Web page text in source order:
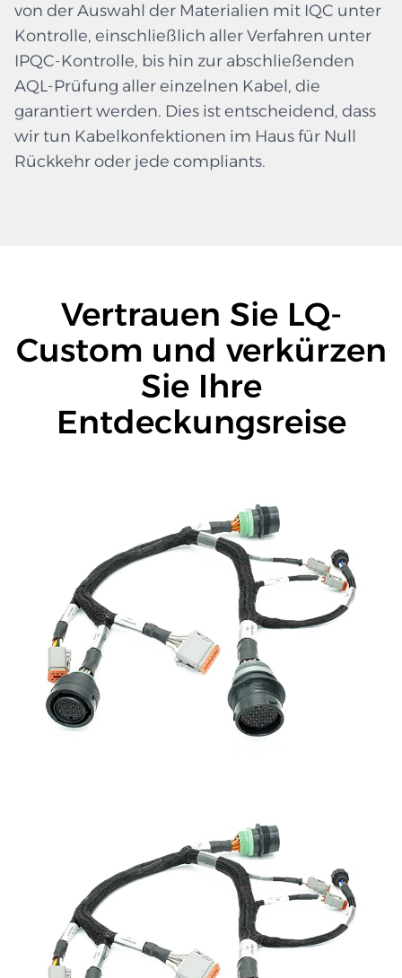
von der Auswahl der Materialien mit IQC unter
Kontrolle, einschließlich aller Verfahren unter
IPQC-Kontrolle, bis hin zur abschließenden
AQL-Prüfung aller einzelnen Kabel, die
garantiert werden. Dies ist entscheidend, dass
wir tun Kabelkonfektionen im Haus für Null
Rückkehr oder jede compliants.
Vertrauen Sie LQ-
Custom und verkürzen
Sie Ihre
Entdeckungsreise